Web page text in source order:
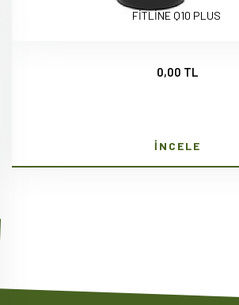
FİTLİNE Q10 PLUS
0,00 TL
İNCELE